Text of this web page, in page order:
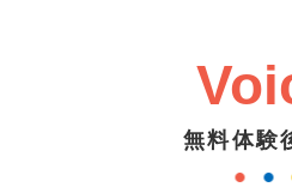
無料体験